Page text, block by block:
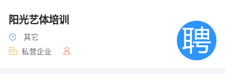
阳光艺体培训
其它
私营企业